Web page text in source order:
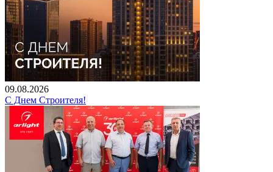
09.08.2026
С Днем Строителя!